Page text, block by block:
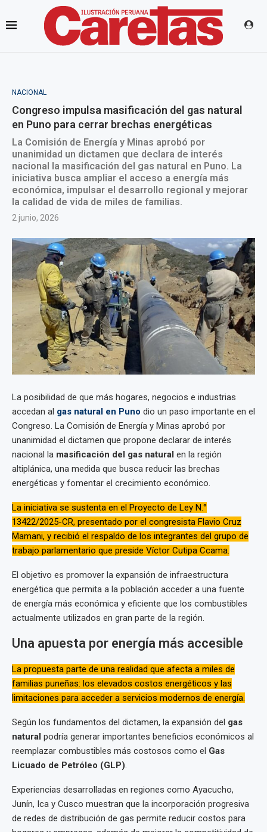
NACIONAL
Congreso impulsa masificación del gas natural
en Puno para cerrar brechas energéticas
La Comisión de Energía y Minas aprobó por
unanimidad un dictamen que declara de interés
nacional la masificación del gas natural en Puno. La
iniciativa busca ampliar el acceso a energía más
económica, impulsar el desarrollo regional y mejorar
la calidad de vida de miles de familias.
2 junio, 2026
La posibilidad de que más hogares, negocios e industrias
accedan al gas natural en Puno dio un paso importante en el
Congreso. La Comisión de Energía y Minas aprobó por
unanimidad el dictamen que propone declarar de interés
nacional la masificación del gas natural en la región
altiplánica, una medida que busca reducir las brechas
energéticas y fomentar el crecimiento económico.
La iniciativa se sustenta en el Proyecto de Ley N.°
13422/2025-CR, presentado por el congresista Flavio Cruz
Mamani, y recibió el respaldo de los integrantes del grupo de
trabajo parlamentario que preside Víctor Cutipa Ccama.
El objetivo es promover la expansión de infraestructura
energética que permita a la población acceder a una fuente
de energía más económica y eficiente que los combustibles
actualmente utilizados en gran parte de la región.
Una apuesta por energía más accesible
La propuesta parte de una realidad que afecta a miles de
familias puneñas: los elevados costos energéticos y las
limitaciones para acceder a servicios modernos de energía.
Según los fundamentos del dictamen, la expansión del gas
natural podría generar importantes beneficios económicos al
reemplazar combustibles más costosos como el Gas
Licuado de Petróleo (GLP).
Experiencias desarrolladas en regiones como Ayacucho,
Junín, Ica y Cusco muestran que la incorporación progresiva
de redes de distribución de gas permite reducir costos para